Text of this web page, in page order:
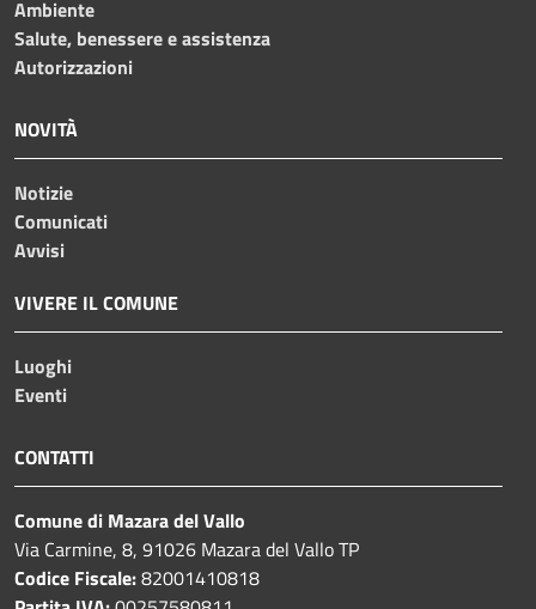
Ambiente
Salute, benessere e assistenza
Autorizzazioni
NOVITÀ
Notizie
Comunicati
Avvisi
VIVERE IL COMUNE
Luoghi
Eventi
CONTATTI
Comune di Mazara del Vallo
Via Carmine, 8, 91026 Mazara del Vallo TP
Codice Fiscale:82001410818